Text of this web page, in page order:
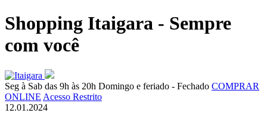
Shopping Itaigara - Sempre
com você
Seg à Sab das 9h às 20h Domingo e feriado - Fechado COMPRAR
ONLINE Acesso Restrito
12.01.2024